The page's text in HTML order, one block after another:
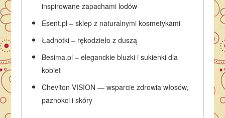
inspirowane zapachami lodów
Esent.pl – sklep z naturalnymi kosmetykami
Ładnotki – rękodzieło z duszą
Besima.pl – eleganckie bluzki i sukienki dla
kobiet
Cheviton VISION — wsparcie zdrowia włosów,
paznokci i skóry